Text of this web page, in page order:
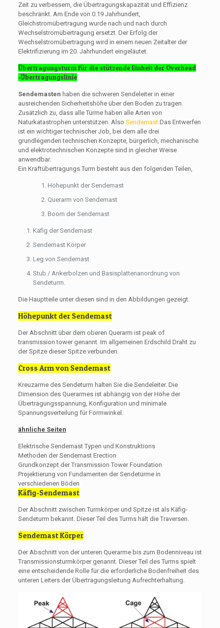
Zeit zu verbessern, die Übertragungskapazität und Effizienz
beschränkt. Am Ende von 0.19 Jahrhundert,
Gleichstromübertragung wurde nach und nach durch
Wechselstromübertragung ersetzt. Der Erfolg der
Wechselstromübertragung wird in einem neuen Zeitalter der
Elektrifizierung im 20. Jahrhundert eingeläutet.
Übertragungsturm für die stützende Einheit der Overhead
-Übertragungslinie
Sendemasten haben die schweren Sendeleiter in einer
ausreichenden Sicherheitshöhe über den Boden zu tragen.
Zusätzlich zu, dass alle Türme haben alle Arten von
Naturkatastrophen unterstützen. Also SendemastDas Entwerfen
ist ein wichtiger technischer Job, bei dem alle drei
grundlegenden technischen Konzepte, bürgerlich, mechanische
und elektrotechnischen Konzepte sind in gleicher Weise
anwendbar.
Ein Kraftübertragungs Turm besteht aus den folgenden Teilen,
Höhepunkt der Sendemast
Querarm von Sendemast
Boom der Sendemast
Käfig der Sendemast
Sendemast Körper
Leg von Sendemast
Stub / Ankerbolzen und Basisplattenanordnung von
Sendeturm.
Die Hauptteile unter diesen sind in den Abbildungen gezeigt.
Höhepunkt der Sendemast
Der Abschnitt über dem oberen Querarm ist peak of
transmission tower genannt. Im allgemeinen Erdschild Draht zu
der Spitze dieser Spitze verbunden.
Cross Arm von Sendemast
Kreuzarme des Sendeturm halten Sie die Sendeleiter. Die
Dimension des Querarmes ist abhängig von der Höhe der
Übertragungsspannung, Konfiguration und minimale
Spannungsverteilung für Formwinkel.
ähnliche Seiten
Elektrische Sendemast Typen und Konstruktions
Methoden der Sendemast Erection
Grundkonzept der Transmission Tower Foundation
Projektierung von Fundamenten der Sendetürme in
verschiedenen Böden
Käfig-Sendemast
Der Abschnitt zwischen Turmkörper und Spitze ist als Käfig-
Sendeturm bekannt. Dieser Teil des Turms hält die Traversen.
Sendemast Körper
Der Abschnitt von der unteren Querarme bis zum Bodenniveau ist
Transmissionsturmkörper genannt. Dieser Teil des Turms spielt
eine entscheidende Rolle für die erforderliche Bodenfreiheit des
unteren Leiters der Übertragungsleitung Aufrechterhaltung.